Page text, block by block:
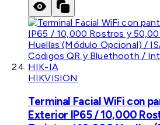
HIKVISION
Terminal Facial WiFi con
Exterior IP65 / 10,000